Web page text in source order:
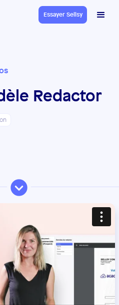
Essayer Sellsy
Redactor